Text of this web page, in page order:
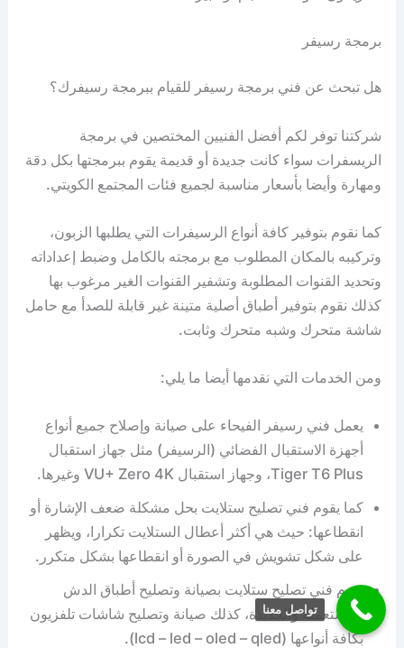
برمجة رسيفر
هل تبحث عن فني برمجة رسيفر للقيام ببرمجة رسيفرك؟
شركتنا توفر لكم أفضل الفنيين المختصين في برمجة
الريسفرات سواء كانت جديدة أو قديمة يقوم ببرمجتها بكل دقة
ومهارة وأيضا بأسعار مناسبة لجميع فئات المجتمع الكويتي.
كما نقوم بتوفير كافة أنواع الرسيفرات التي يطلبها الزبون،
وتركيبه بالمكان المطلوب مع برمجته بالكامل وضبط إعداداته
وتحديد القنوات المطلوبة وتشفير القنوات الغير مرغوب بها
كذلك نقوم بتوفير أطباق أصلية متينة غير قابلة للصدأ مع حامل
شاشة متحرك وشبه متحرك وثابت.
ومن الخدمات التي نقدمها أيضا ما يلي:
يعمل فني رسيفر الفيحاء على صيانة وإصلاح جميع أنواع
أجهزة الاستقبال الفضائي (الرسيفر) مثل جهاز استقبال
Tiger T6 Plus، وجهاز استقبال VU+ Zero 4K وغيرها.
كما يقوم فني تصليح ستلايت بحل مشكلة ضعف الإشارة أو
انقطاعها: حيث هي أكثر أعطال الستلايت تكرارا، ويظهر
على شكل تشويش في الصورة أو انقطاعها بشكل متكرر.
يقوم فني تصليح ستلايت بصيانة وتصليح أطباق الدش
المستعملة والجديدة، كذلك صيانة وتصليح شاشات تلفزيون
بكافة أنواعها (lcd – led – oled – qled).
تواصل معنا